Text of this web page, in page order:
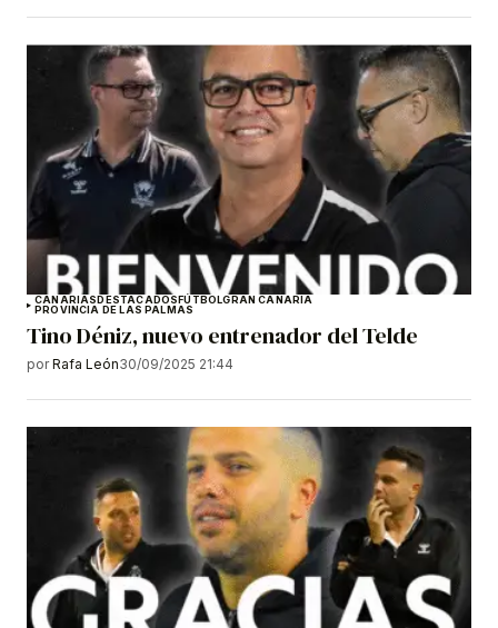
CANARIAS DESTACADOS FÚTBOLGRAN CANARIA
PROVINCIA DE LAS PALMAS
Tino Déniz, nuevo entrenador del Telde
por Rafa León30/09/2025 21:44